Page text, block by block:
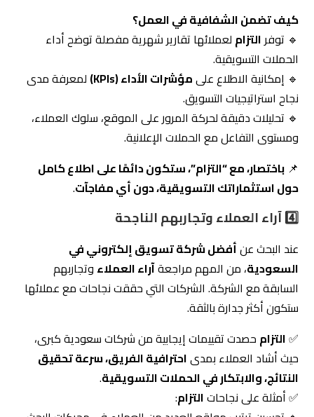
كيف تضمن الشفافية في العمل؟
🔹 توفر التزام لعملائها تقارير شهرية مفصلة توضح أداء
الحملات التسويقية.
🔹 إمكانية الاطلاع علىمؤشرات الأداء (KPIs)
لمعرفة مدى
نجاح استراتيجيات التسويق.
🔹 تحليلات دقيقة لحركة المرور على الموقع، سلوك العملاء،
ومستوى التفاعل مع الحملات الإعلانية.
📌باختصار، مع “التزام”، ستكون دائمًا على اطلاع كامل
حول استثماراتك التسويقية، دون أي مفاجآت.
4️⃣ آراء العملاء وتجاربهم الناجحة
عند البحث عنأفضل شركة تسويق إلكتروني في
السعودية، من المهم مراجعةآراء العملاء وتجاربهم
السابقة مع الشركة. الشركات التي حققت نجاحات مع عملائها
ستكون أكثر جدارة بالثقة.
✅التزام حصدت تقييمات إيجابية من شركات سعودية كبرى،
حيث أشاد العملاء بمدىاحترافية الفريق، سرعة تحقيق
النتائج، والابتكار في الحملات التسويقية.
✅ أمثلة على نجاحاتالتزام: